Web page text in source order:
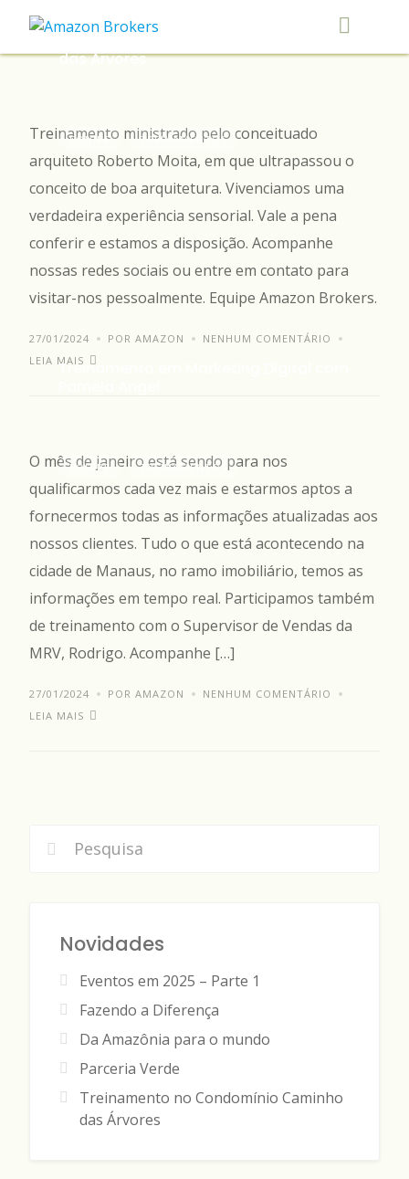
content
EQUIPE TREINAMENTOS
das Árvores
Treinamento ministrado pelo conceituado
arquiteto Roberto Moita, em que ultrapassou o
conceito de boa arquitetura. Vivenciamos uma
verdadeira experiência sensorial. Vale a pena
conferir e estamos a disposição. Acompanhe
nossas redes sociais ou entre em contato para
visitar-nos pessoalmente. Equipe Amazon Brokers.
27/01/2024 POR AMAZON
NENHUM COMENTÁRIO
LEIA MAIS
EQUIPE TREINAMENTOS
Treinamento em Marketing Digital com
O mês de janeiro está sendo para nos
qualificarmos cada vez mais e estarmos aptos a
fornecermos todas as informações atualizadas aos
nossos clientes. Tudo o que está acontecendo na
cidade de Manaus, no ramo imobiliário, temos as
informações em tempo real. Participamos também
de treinamento com o Supervisor de Vendas da
MRV, Rodrigo. Acompanhe […]
27/01/2024 POR AMAZON
NENHUM COMENTÁRIO
LEIA MAIS
Novidades
Eventos em 2025 – Parte 1
Fazendo a Diferença
Da Amazônia para o mundo
Parceria Verde
Treinamento no Condomínio Caminho
das Árvores